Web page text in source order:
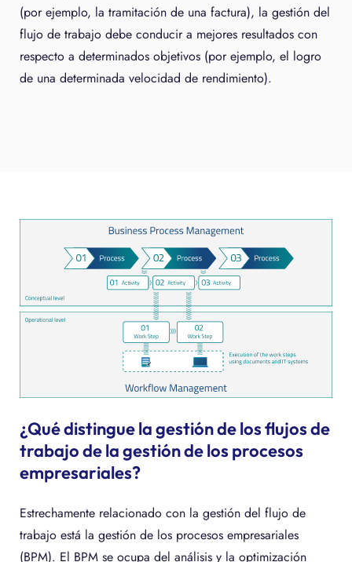
(por ejemplo, la tramitación de una factura), la gestión del
flujo de trabajo debe conducir a mejores resultados con
respecto a determinados objetivos (por ejemplo, el logro
de una determinada velocidad de rendimiento).
¿Qué distingue la gestión de los flujos de
trabajo de la gestión de los procesos
empresariales?
Estrechamente relacionado con la gestión del flujo de
trabajo está la gestión de los procesos empresariales
(BPM). El BPM se ocupa del análisis y la optimización